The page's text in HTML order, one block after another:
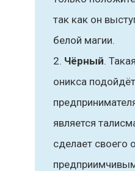
так как он
белой магии.
Чёрный.
оникса
является
сделает своего